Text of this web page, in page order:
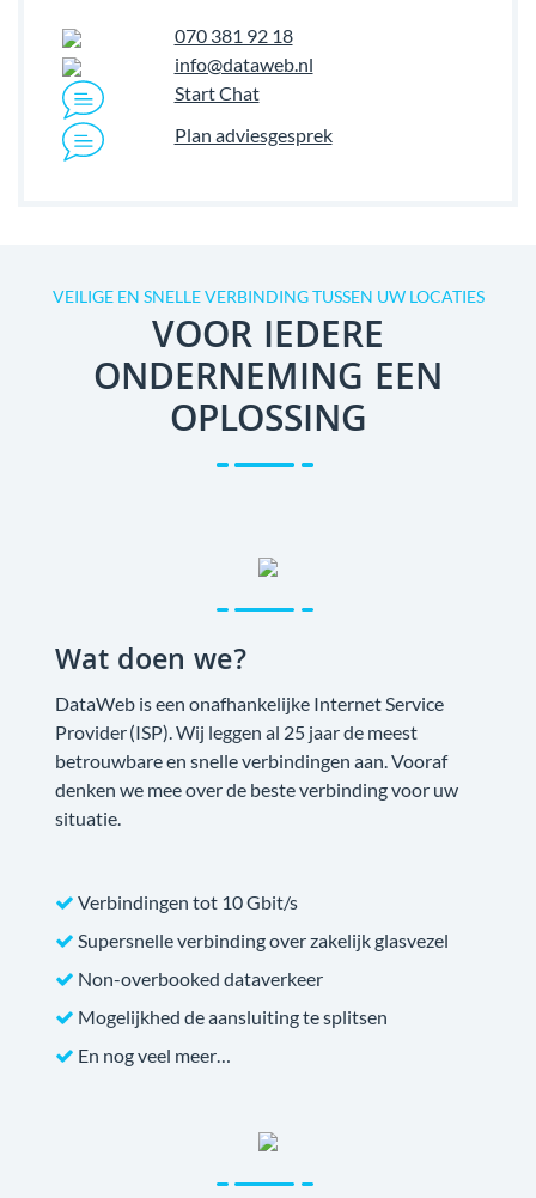
070 381 92 18
info@dataweb.nl
Start Chat
Plan adviesgesprek
VEILIGE EN SNELLE VERBINDING TUSSEN UW LOCATIES
VOOR IEDERE
ONDERNEMING EEN
OPLOSSING
Wat doen we?
DataWeb is een onafhankelijke Internet Service
Provider (ISP). Wij leggen al 25 jaar de meest
betrouwbare en snelle verbindingen aan. Vooraf
denken we mee over de beste verbinding voor uw
situatie.
Verbindingen tot 10 Gbit/s
Supersnelle verbinding over zakelijk glasvezel
Non-overbooked dataverkeer
Mogelijkhed de aansluiting te splitsen
En nog veel meer…